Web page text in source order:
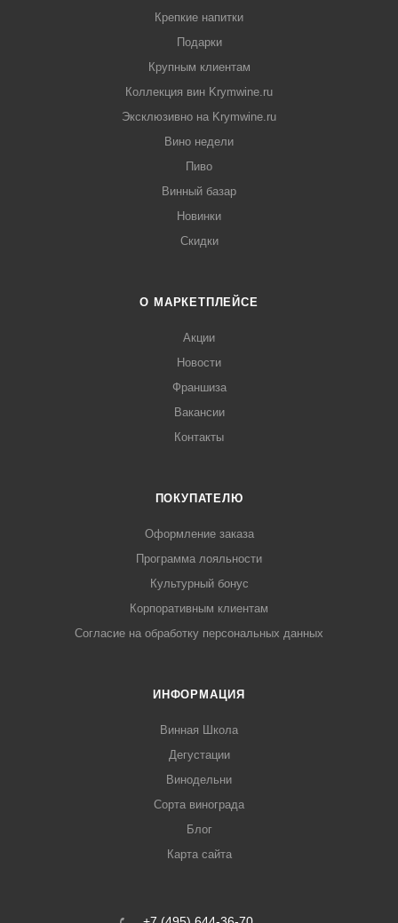
Крепкие напитки
Подарки
Крупным клиентам
Коллекция вин Krymwine.ru
Эксклюзивно на Krymwine.ru
Вино недели
Пиво
Винный базар
Новинки
Скидки
О МАРКЕТПЛЕЙСЕ
Акции
Новости
Франшиза
Вакансии
Контакты
ПОКУПАТЕЛЮ
Оформление заказа
Программа лояльности
Культурный бонус
Корпоративным клиентам
Согласие на обработку персональных данных
ИНФОРМАЦИЯ
Винная Школа
Дегустации
Винодельни
Сорта винограда
Блог
Карта сайта